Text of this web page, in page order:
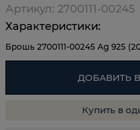
Артикул: 2700111-00245
Характеристики:
Брошь 2700111-00245 Ag 925
ДОБАВИТЬ
Купить в